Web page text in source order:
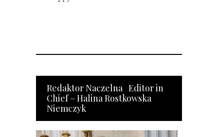
Redaktor Naczelna Editor in
Chief – Halina Rostkowska
Niemczyk